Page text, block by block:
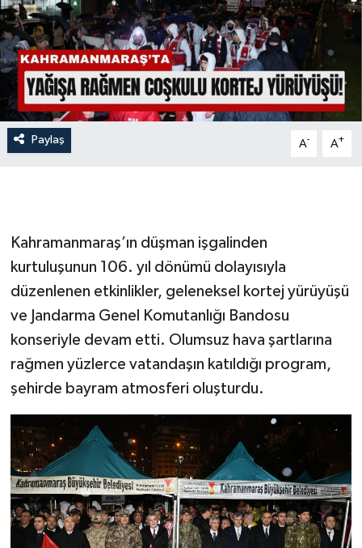
Paylaş A- A+
Kahramanmaraş’ın düşman işgalinden
kurtuluşunun 106. yıl dönümü dolayısıyla
düzenlenen etkinlikler, geleneksel kortej yürüyüşü
ve Jandarma Genel Komutanlığı Bandosu
konseriyle devam etti. Olumsuz hava şartlarına
rağmen yüzlerce vatandaşın katıldığı program,
şehirde bayram atmosferi oluşturdu.
KÜLTÜR-SANAT
KSÜ
DÜNYA
ROPORTAJ
KADIN-AİLE
YEREL YÖNETİM
MEDYA
SEÇİM 2011
ÜÇÜNCÜ SAYFA
BİLİMNET
Yemek
SİVİL TOPLUM